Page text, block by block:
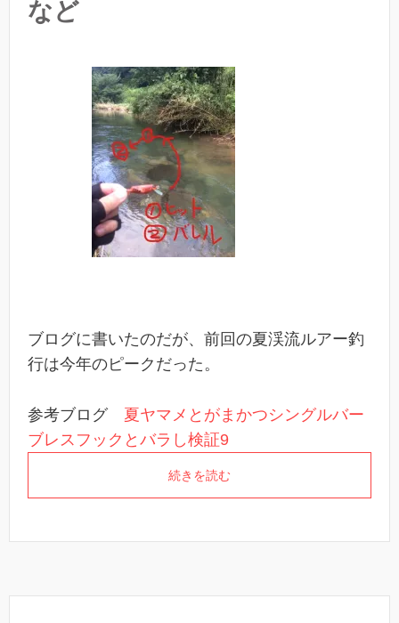
など
ブログに書いたのだが、前回の夏渓流ルアー釣
行は今年のピークだった。
参考ブログ 夏ヤマメとがまかつシングルバー
ブレスフックとバラし検証9
続きを読む